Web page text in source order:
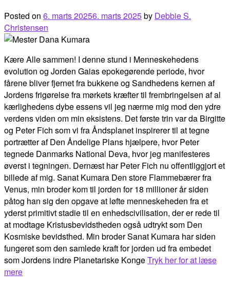
Posted on 6. marts 20256. marts 2025by Debbie S.
Christensen
Kære Alle sammen! I denne stund i Menneskehedens
evolution og Jorden Gaias epokegørende periode, hvor
fårene bliver fjernet fra bukkene og Sandhedens kernen af
Jordens frigørelse fra mørkets kræfter til frembringelsen af al
kærlighedens dybe essens vil jeg nærme mig mod den ydre
verdens viden om min eksistens. Det første trin var da Birgitte
og Peter Fich som vi fra Åndsplanet inspirerer til at tegne
portrætter af Den Åndelige Plans hjælpere, hvor Peter
tegnede Danmarks National Deva, hvor jeg manifesteres
øverst i tegningen. Dernæst har Peter Fich nu offentliggjort et
billede af mig. Sanat Kumara Den store Flammebærer fra
Venus, min broder kom til jorden for 18 millioner år siden
påtog han sig den opgave at løfte menneskeheden fra et
yderst primitivt stadie til en enhedscivilisation, der er rede til
at modtage Kristusbevidstheden også udtrykt som Den
Kosmiske bevidsthed. Min broder Sanat Kumara har siden
fungeret som den samlede kraft for jorden ud fra embedet
som Jordens indre Planetariske KongeTryk her for at læse
mere